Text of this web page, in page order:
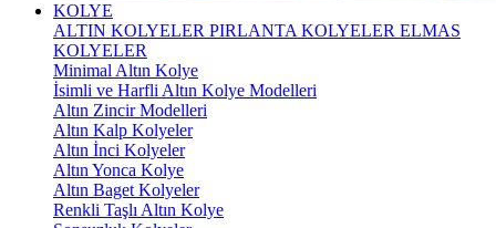
KOLYE
ALTIN KOLYELER PIRLANTA KOLYELER ELMAS
KOLYELER
Minimal Altın Kolye
İsimli ve Harfli Altın Kolye Modelleri
Altın Zincir Modelleri
Altın Kalp Kolyeler
Altın İnci Kolyeler
Altın Yonca Kolye
Altın Baget Kolyeler
Renkli Taşlı Altın Kolye